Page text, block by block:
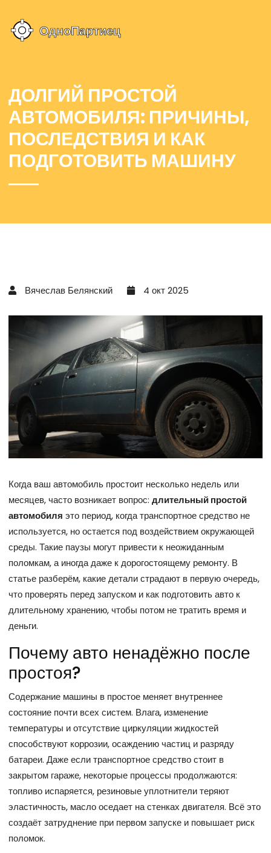
ДОЛГИЙ ПРОСТОЙ
АВТОМОБИЛЯ: ПРИЧИНЫ,
ПОСЛЕДСТВИЯ И КАК
ПОДГОТОВИТЬ МАШИНУ
Вячеслав Белянский 4 окт 2025
Когда ваш автомобиль простоит несколько недель или
месяцев, часто возникает вопрос: длительный простой
автомобиля это период, когда транспортное средство не
используется, но остается под воздействием окружающей
среды. Такие паузы могут привести к неожиданным
поломкам, а иногда даже к дорогостоящему ремонту. В
статье разберём, какие детали страдают в первую очередь,
что проверять перед запуском и как подготовить авто к
длительному хранению, чтобы потом не тратить время и
деньги.
Почему авто ненадёжно после
простоя?
Содержание машины в простое меняет внутреннее
состояние почти всех систем. Влага, изменение
температуры и отсутствие циркуляции жидкостей
способствуют коррозии, осаждению частиц и разряду
батареи. Даже если транспортное средство стоит в
закрытом гараже, некоторые процессы продолжаются:
топливо испаряется, резиновые уплотнители теряют
эластичность, масло оседает на стенках двигателя. Всё это
создаёт затруднение при первом запуске и повышает риск
поломок.